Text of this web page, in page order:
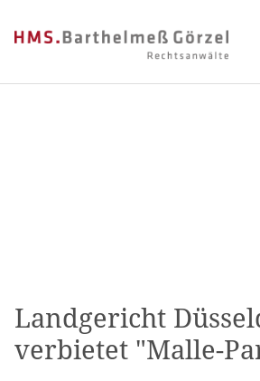
Landgericht
verbietet "Malle-